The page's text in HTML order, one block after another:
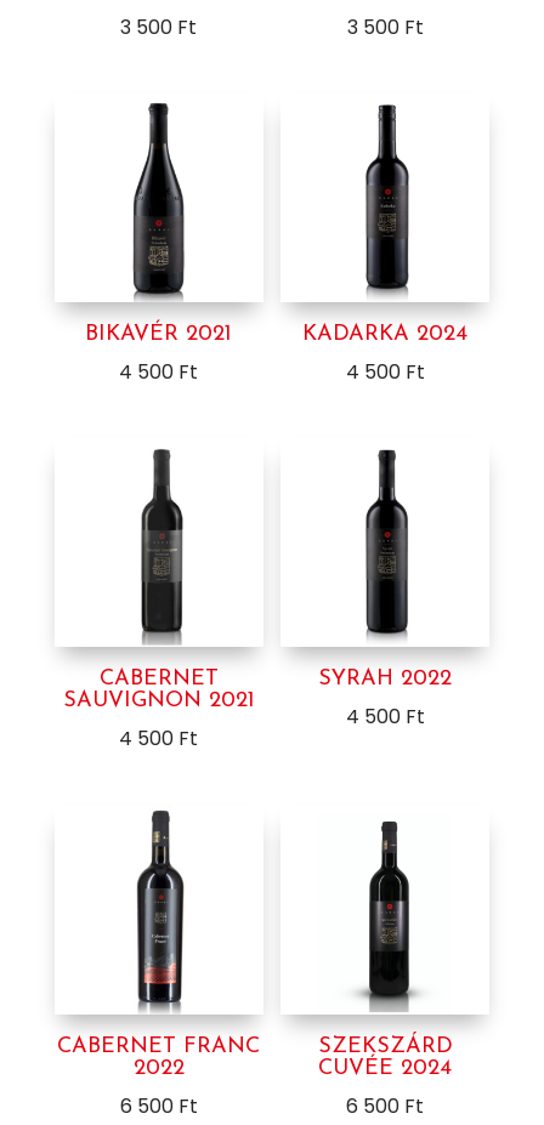
3 500 Ft 3 500 Ft
BIKAVÉR 2021
4 500 Ft
KADARKA 2024
4 500 Ft
CABERNET
SAUVIGNON 2021
4 500 Ft
SYRAH 2022
4 500 Ft
CABERNET FRANC
2022
6 500 Ft
SZEKSZÁRD
CUVÉE 2024
6 500 Ft